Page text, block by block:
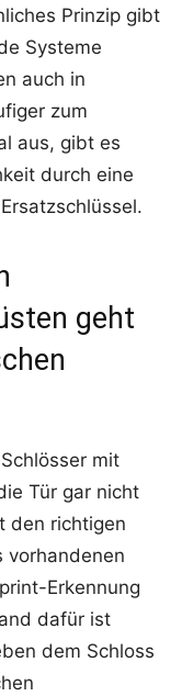
Prinzip gibt
Systeme
auch in
zum
aus, gibt es
durch eine
geht
mit
Tür gar nicht
den richtigen
vorhandenen
Erkennung
dafür ist
dem Schloss